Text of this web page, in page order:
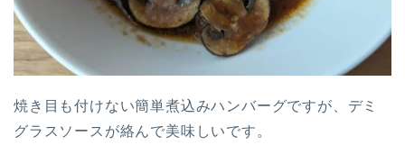
焼き目も付けない簡単煮込みハンバーグですが、デミ
グラスソースが絡んで美味しいです。